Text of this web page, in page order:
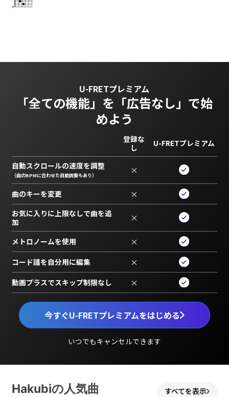
U-FRETプレミアム
「全ての機能」を 「広告なし」で始
めよう
今すぐU-FRETプレミアムをはじめる
いつでもキャンセルできます
登録な
し
U-FRETプレミアム
自動スクロールの速度を調整
（曲のBPMに合わせた自動調整もあり） ×
曲のキーを変更 ×
お気に入りに上限なしで曲を追
加
×
メトロノームを使用 ×
コード譜を自分用に編集 ×
動画プラスでスキップ制限なし ×
Hakubiの人気曲 すべてを表示